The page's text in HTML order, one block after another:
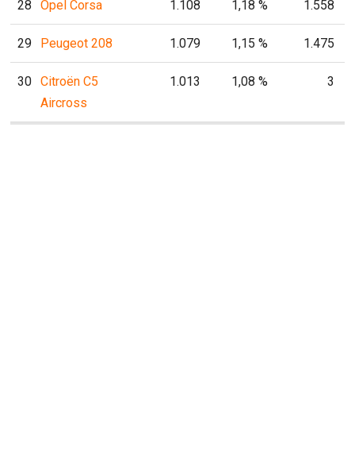
28 Opel Corsa 1.108 1,18 % 1.558
29 Peugeot 208 1.079 1,15 % 1.475
30
Citroën C5
Aircross
1.013 1,08 % 3